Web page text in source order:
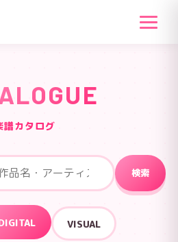
譜カタログ
検索
VISUAL